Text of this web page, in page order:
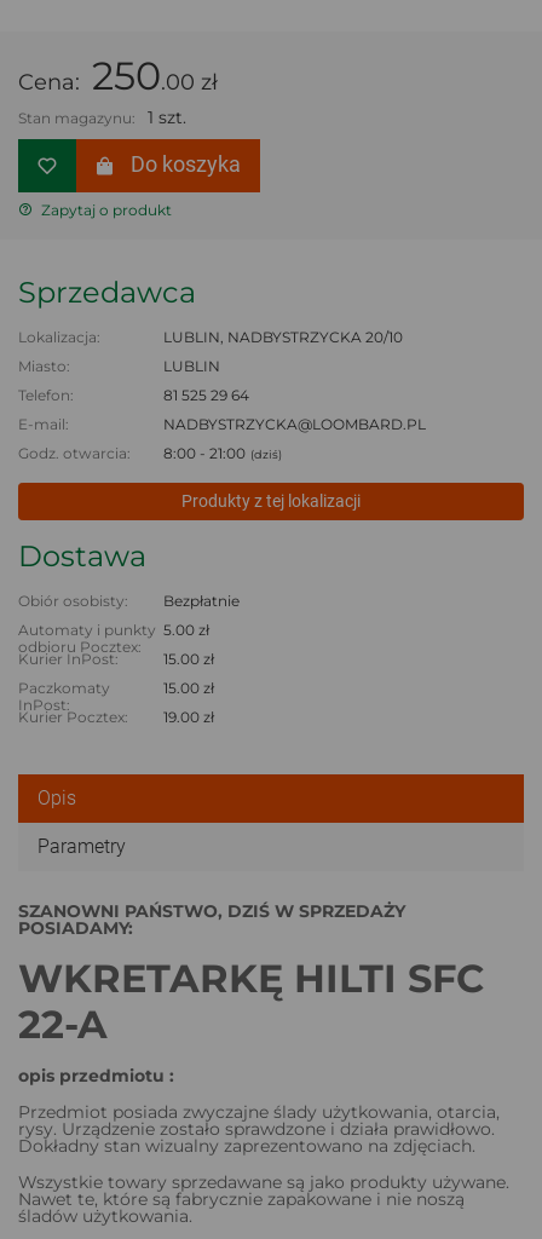
Cena: 250.00 zł
Stan magazynu: 1 szt.
Do koszyka
Zapytaj o produkt
Sprzedawca
Lokalizacja:
LUBLIN, NADBYSTRZYCKA 20/10
Miasto:
LUBLIN
Telefon:
81 525 29 64
E-mail:
NADBYSTRZYCKA@LOOMBARD.PL
Godz. otwarcia:
8:00 - 21:00 (dziś)
Produkty z tej lokalizacji
Dostawa
Obiór osobisty:
Bezpłatnie
Automaty i punkty
odbioru Pocztex:
5.00 zł
Kurier InPost:
15.00 zł
Paczkomaty
InPost:
15.00 zł
Kurier Pocztex:
19.00 zł
Opis
Parametry
SZANOWNI PAŃSTWO, DZIŚ W SPRZEDAŻY
POSIADAMY:
WKRETARKĘ HILTI SFC
22-A
opis przedmiotu :
Przedmiot posiada zwyczajne ślady użytkowania, otarcia,
rysy. Urządzenie zostało sprawdzone i działa prawidłowo.
Dokładny stan wizualny zaprezentowano na zdjęciach.
Wszystkie towary sprzedawane są jako produkty używane.
Nawet te, które są fabrycznie zapakowane i nie noszą
śladów użytkowania.